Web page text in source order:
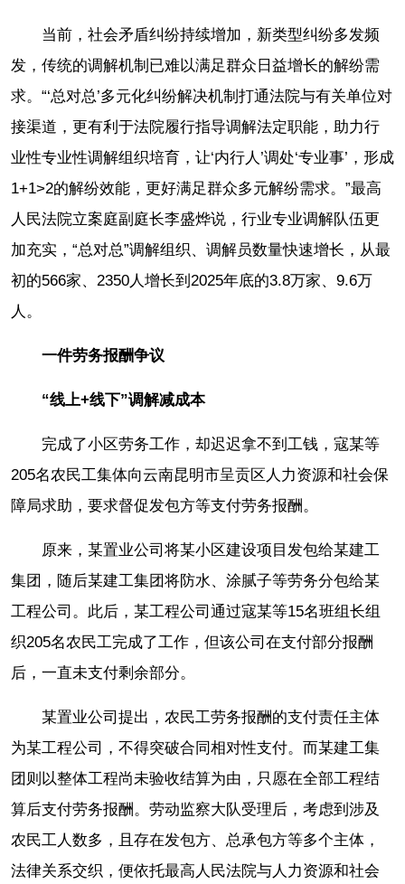
当前，社会矛盾纠纷持续增加，新类型纠纷多发频
发，传统的调解机制已难以满足群众日益增长的解纷需
求。“‘总对总’多元化纠纷解决机制打通法院与有关单位对
接渠道，更有利于法院履行指导调解法定职能，助力行
业性专业性调解组织培育，让‘内行人’调处‘专业事’，形成
1+1>2的解纷效能，更好满足群众多元解纷需求。”最高
人民法院立案庭副庭长李盛烨说，行业专业调解队伍更
加充实，“总对总”调解组织、调解员数量快速增长，从最
初的566家、2350人增长到2025年底的3.8万家、9.6万
人。
一件劳务报酬争议
“线上+线下”调解减成本
完成了小区劳务工作，却迟迟拿不到工钱，寇某等
205名农民工集体向云南昆明市呈贡区人力资源和社会保
障局求助，要求督促发包方等支付劳务报酬。
原来，某置业公司将某小区建设项目发包给某建工
集团，随后某建工集团将防水、涂腻子等劳务分包给某
工程公司。此后，某工程公司通过寇某等15名班组长组
织205名农民工完成了工作，但该公司在支付部分报酬
后，一直未支付剩余部分。
某置业公司提出，农民工劳务报酬的支付责任主体
为某工程公司，不得突破合同相对性支付。而某建工集
团则以整体工程尚未验收结算为由，只愿在全部工程结
算后支付劳务报酬。劳动监察大队受理后，考虑到涉及
农民工人数多，且存在发包方、总承包方等多个主体，
法律关系交织，便依托最高人民法院与人力资源和社会